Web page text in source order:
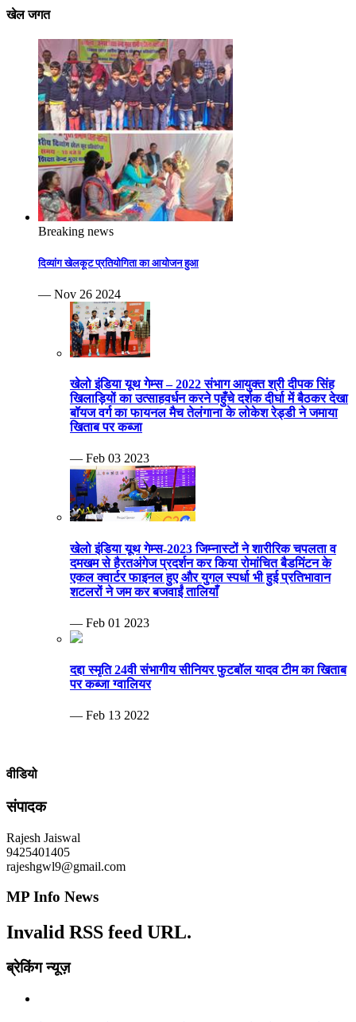
खेल जगत
Breaking news
दिव्यांग खेलकूट प्रतियोगिता का आयोजन हुआ
— Nov 26 2024
खेलो इंडिया यूथ गेम्स – 2022 संभाग आयुक्त श्री दीपक सिंह
खिलाड़ियों का उत्साहवर्धन करने पहुँचे दर्शक दीर्घा में बैठकर देखा
बॉयज वर्ग का फायनल मैच तेलंगाना के लोकेश रेड्डी ने जमाया
खिताब पर कब्जा
— Feb 03 2023
खेलो इंडिया यूथ गेम्स-2023 जिम्नास्टों ने शारीरिक चपलता व
दमखम से हैरतअंगेज प्रदर्शन कर किया रोमांचित बैडमिंटन के
एकल क्वार्टर फाइनल हुए और युगल स्पर्धा भी हुई प्रतिभावान
शटलरों ने जम कर बजवाईं तालियाँ
— Feb 01 2023
दद्दा स्मृति 24वी संभागीय सीनियर फुटबॉल यादव टीम का खिताब
पर कब्जा ग्वालियर
— Feb 13 2022
वीडियो
संपादक
Rajesh Jaiswal
9425401405
rajeshgwl9@gmail.com
MP Info News
Invalid RSS feed URL.
ब्रेकिंग न्यूज़